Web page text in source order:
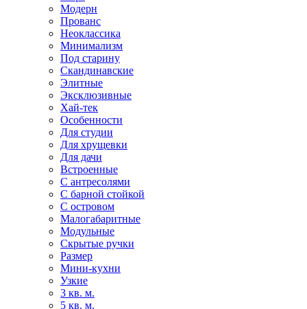
Модерн
Прованс
Неоклассика
Минимализм
Под старину
Скандинавские
Элитные
Эксклюзивные
Хай-тек
Особенности
Для студии
Для хрущевки
Для дачи
Встроенные
С антресолями
С барной стойкой
С островом
Малогабаритные
Модульные
Скрытые ручки
Размер
Мини-кухни
Узкие
3 кв. м.
5 кв. м.